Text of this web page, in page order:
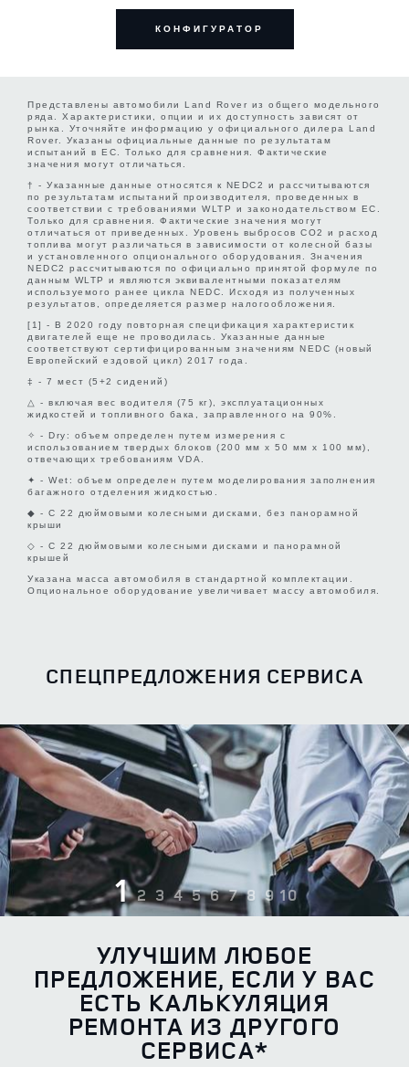
1852
ряда — Dry (л)✧
Максимальный объем багажного
ряда — Wet (л)✦
Длина за сиденьями второго ряда
(мм)
1035
отделения за сиденьями второго
ряда — Dry (л)✧
623✧
Максимальный объем багажного
отделения за сиденьями второго
ряда — Wet (л)✦
780✦
Длина за сиденьями третьего
Максимальный объем багажного
отделения за сиденьями третьего
ряда — Dry (л)✧
162✧
ряда — Wet (л)✦
Угол продольной проходимости 21.2°
Максимальная глубина
преодолеваемого брода (мм)
КОНФИГУРАТОР
Представлены автомобили Land Rover из общего модельного
ряда. Характеристики, опции и их доступность зависят от
рынка. Уточняйте информацию у официального дилера Land
Rover. Указаны официальные данные по результатам
испытаний в ЕС. Только для сравнения. Фактические
значения могут отличаться.
† - Указанные данные относятся к NEDC2 и рассчитываются
по результатам испытаний производителя, проведенных в
соответствии с требованиями WLTP и законодательством ЕС.
Только для сравнения. Фактические значения могут
отличаться от приведенных. Уровень выбросов CO2 и расход
топлива могут различаться в зависимости от колесной базы
и установленного опционального оборудования. Значения
NEDC2 рассчитываются по официально принятой формуле по
данным WLTP и являются эквивалентными показателям
используемого ранее цикла NEDC. Исходя из полученных
результатов, определяется размер налогообложения.
[1] - В 2020 году повторная спецификация характеристик
двигателей еще не проводилась. Указанные данные
соответствуют сертифицированным значениям NEDC (новый
Европейский ездовой цикл) 2017 года.
‡ - 7 мест (5+2 сидений)
△ - включая вес водителя (75 кг), эксплуатационных
жидкостей и топливного бака, заправленного на 90%.
✧ - Dry: объем определен путем измерения с
использованием твердых блоков (200 мм x 50 мм x 100 мм),
отвечающих требованиям VDA.
✦ - Wet: объем определен путем моделирования заполнения
багажного отделения жидкостью.
◆ - С 22 дюймовыми колесными дисками, без панорамной
крыши
◇ - С 22 дюймовыми колесными дисками и панорамной
крышей
Указана масса автомобиля в стандартной комплектации.
Опциональное оборудование увеличивает массу автомобиля.
СПЕЦПРЕДЛОЖЕНИЯ СЕРВИСА
УЛУЧШИМ ЛЮБОЕ
ПРЕДЛОЖЕНИЕ, ЕСЛИ У ВАС
ЕСТЬ КАЛЬКУЛЯЦИЯ
РЕМОНТА ИЗ ДРУГОГО
СЕРВИСА*
1 2 3 4 5 6 7 8 9 10